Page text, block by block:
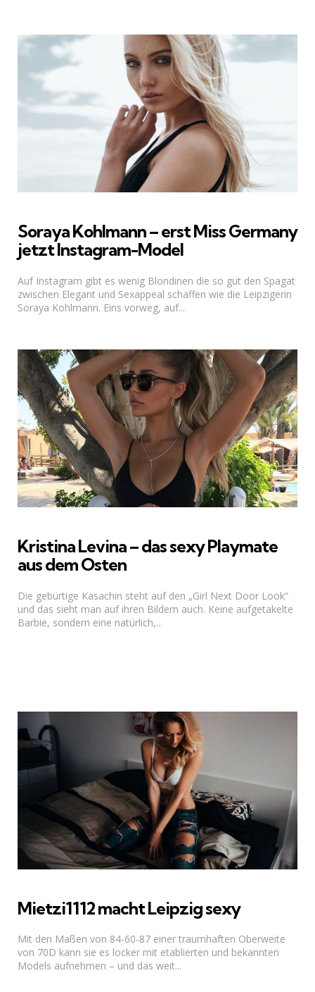
Soraya Kohlmann – erst Miss Germany
jetzt Instagram-Model
Auf Instagram gibt es wenig Blondinen die so gut den Spagat
zwischen Elegant und Sexappeal schaffen wie die Leipzigerin
Soraya Kohlmann. Eins vorweg, auf...
Kristina Levina – das sexy Playmate
aus dem Osten
Die gebürtige Kasachin steht auf den „Girl Next Door Look“
und das sieht man auf ihren Bildern auch. Keine aufgetakelte
Barbie, sondern eine natürlich,...
Mietzi1112 macht Leipzig sexy
Mit den Maßen von 84-60-87 einer traumhaften Oberweite
von 70D kann sie es locker mit etablierten und bekannten
Models aufnehmen – und das weit...